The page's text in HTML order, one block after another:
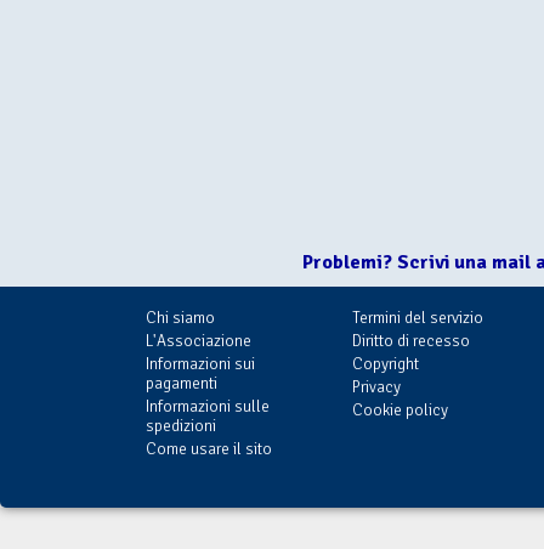
Problemi? Scrivi una mail
Chi siamo
L'Associazione
Informazioni sui
pagamenti
Informazioni sulle
spedizioni
Come usare il sito
Termini del servizio
Diritto di recesso
Copyright
Privacy
Cookie policy